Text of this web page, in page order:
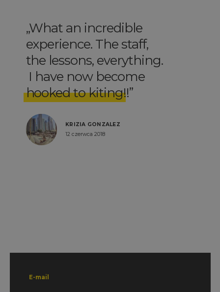
What an incredible
experience. The staff,
the lessons, everything.
I have now become
hooked to kiting!!
KRIZIA GONZALEZ
12 czerwca 2018
E-mail